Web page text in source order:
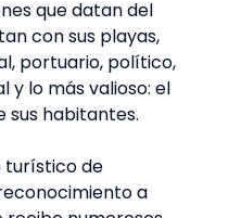
que datan del
con sus playas,
portuario, político,
y lo más valioso: el
sus habitantes.
turístico de
a